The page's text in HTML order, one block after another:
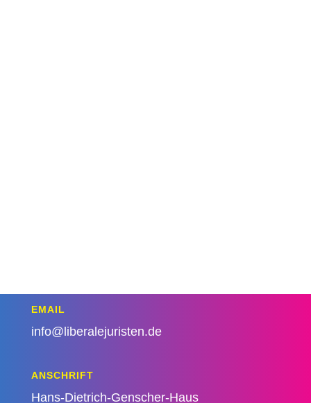
EMAIL
info@liberalejuristen.de
ANSCHRIFT
Hans-Dietrich-Genscher-Haus